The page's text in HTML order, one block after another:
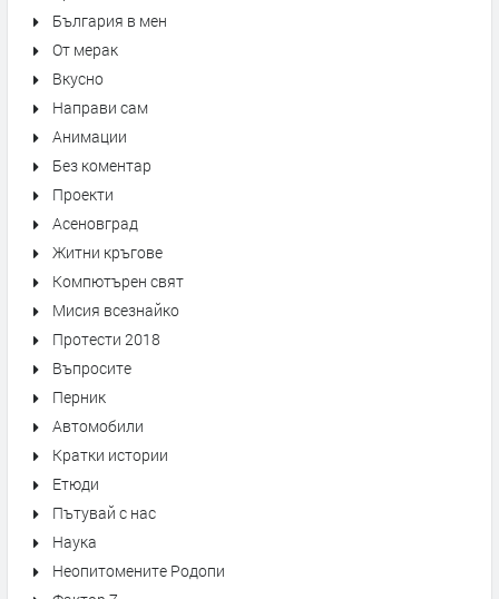
България в мен
От мерак
Вкусно
Направи сам
Анимации
Без коментар
Проекти
Асеновград
Житни кръгове
Компютърен свят
Мисия всезнайко
Протести 2018
Въпросите
Перник
Автомобили
Кратки истории
Етюди
Пътувай с нас
Наука
Неопитомените Родопи